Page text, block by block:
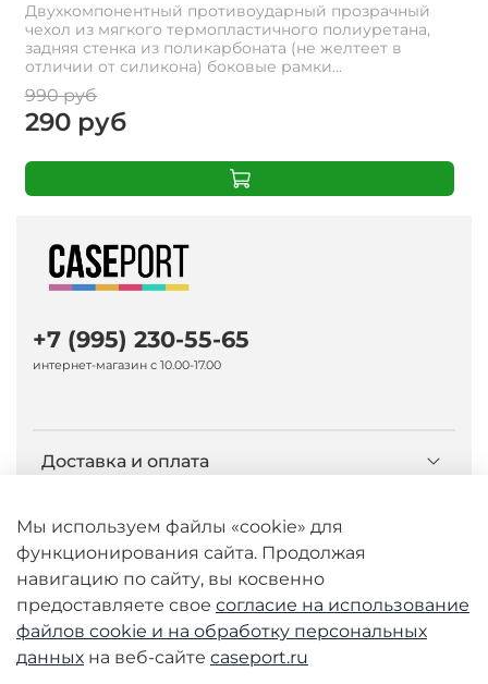
Двухкомпонентный противоударный прозрачный
чехол из мягкого термопластичного полиуретана,
задняя стенка из поликарбоната (не желтеет в
отличии от силикона) боковые рамки...
990 руб
290 руб
Доставка и оплата
О компании Caseport
Бренд Nillkin
+7 (995) 230-55-65
интернет-магазин с 10.00-17.00
Мы используем файлы «cookie» для
функционирования сайта. Продолжая
навигацию по сайту, вы косвенно
предоставляете свое согласие на использование
файлов cookie и на обработку персональных
данных на веб-сайте caseport.ru